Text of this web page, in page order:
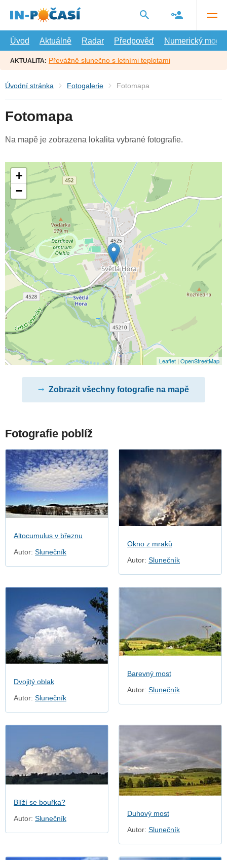
hlavní
Úvod
Aktuálně Radar Předpověď Numerický model
AKTUALITA: Převážně slunečno s letními teplotami
Úvodní stránka Fotogalerie Fotomapa
Fotomapa
Na mapě je zobrazena lokalita vybrané fotografie.
+
−
Leaflet | OpenStreetMap
Zobrazit všechny fotografie na mapě
Fotografie poblíž
Altocumulus v březnu
Autor: Slunečník
Okno z mraků
Autor: Slunečník
Dvojitý oblak
Autor: Slunečník
Barevný most
Autor: Slunečník
Blíží se bouřka?
Autor: Slunečník
Duhový most
Autor: Slunečník